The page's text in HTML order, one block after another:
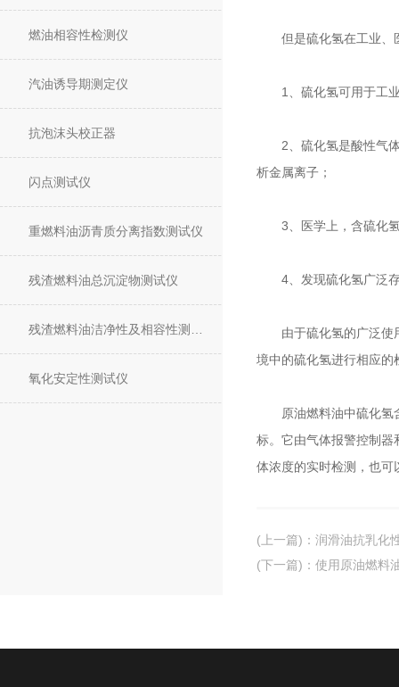
燃油相容性检测仪
汽油诱导期测定仪
抗泡沫头校正器
闪点测试仪
重燃料油沥青质分离指数测试仪
残渣燃料油总沉淀物测试仪
氧化安定性测试仪
但是硫化氢在工业、
1、硫化氢可用于工业
2、硫化氢是酸性气体
析金属离子；
3、医学上，含硫化氢
4、发现硫化氢广泛存
由于硫化氢的广泛使用
境中的硫化氢进行相应
原油燃料油中硫化氢含
标。它由气体报警控制
体浓度的实时检测，也可
(上一篇) ： 润滑油抗乳化
(下一篇) ： 使用原油燃料